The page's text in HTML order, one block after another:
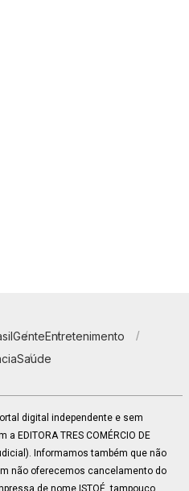
GenteEntretenimento
Saúde
digital independente e sem
EDITORA TRES COMÉRCIO DE
Informamos também que não
não oferecemos cancelamento do
de nome ISTOÉ, tampouco